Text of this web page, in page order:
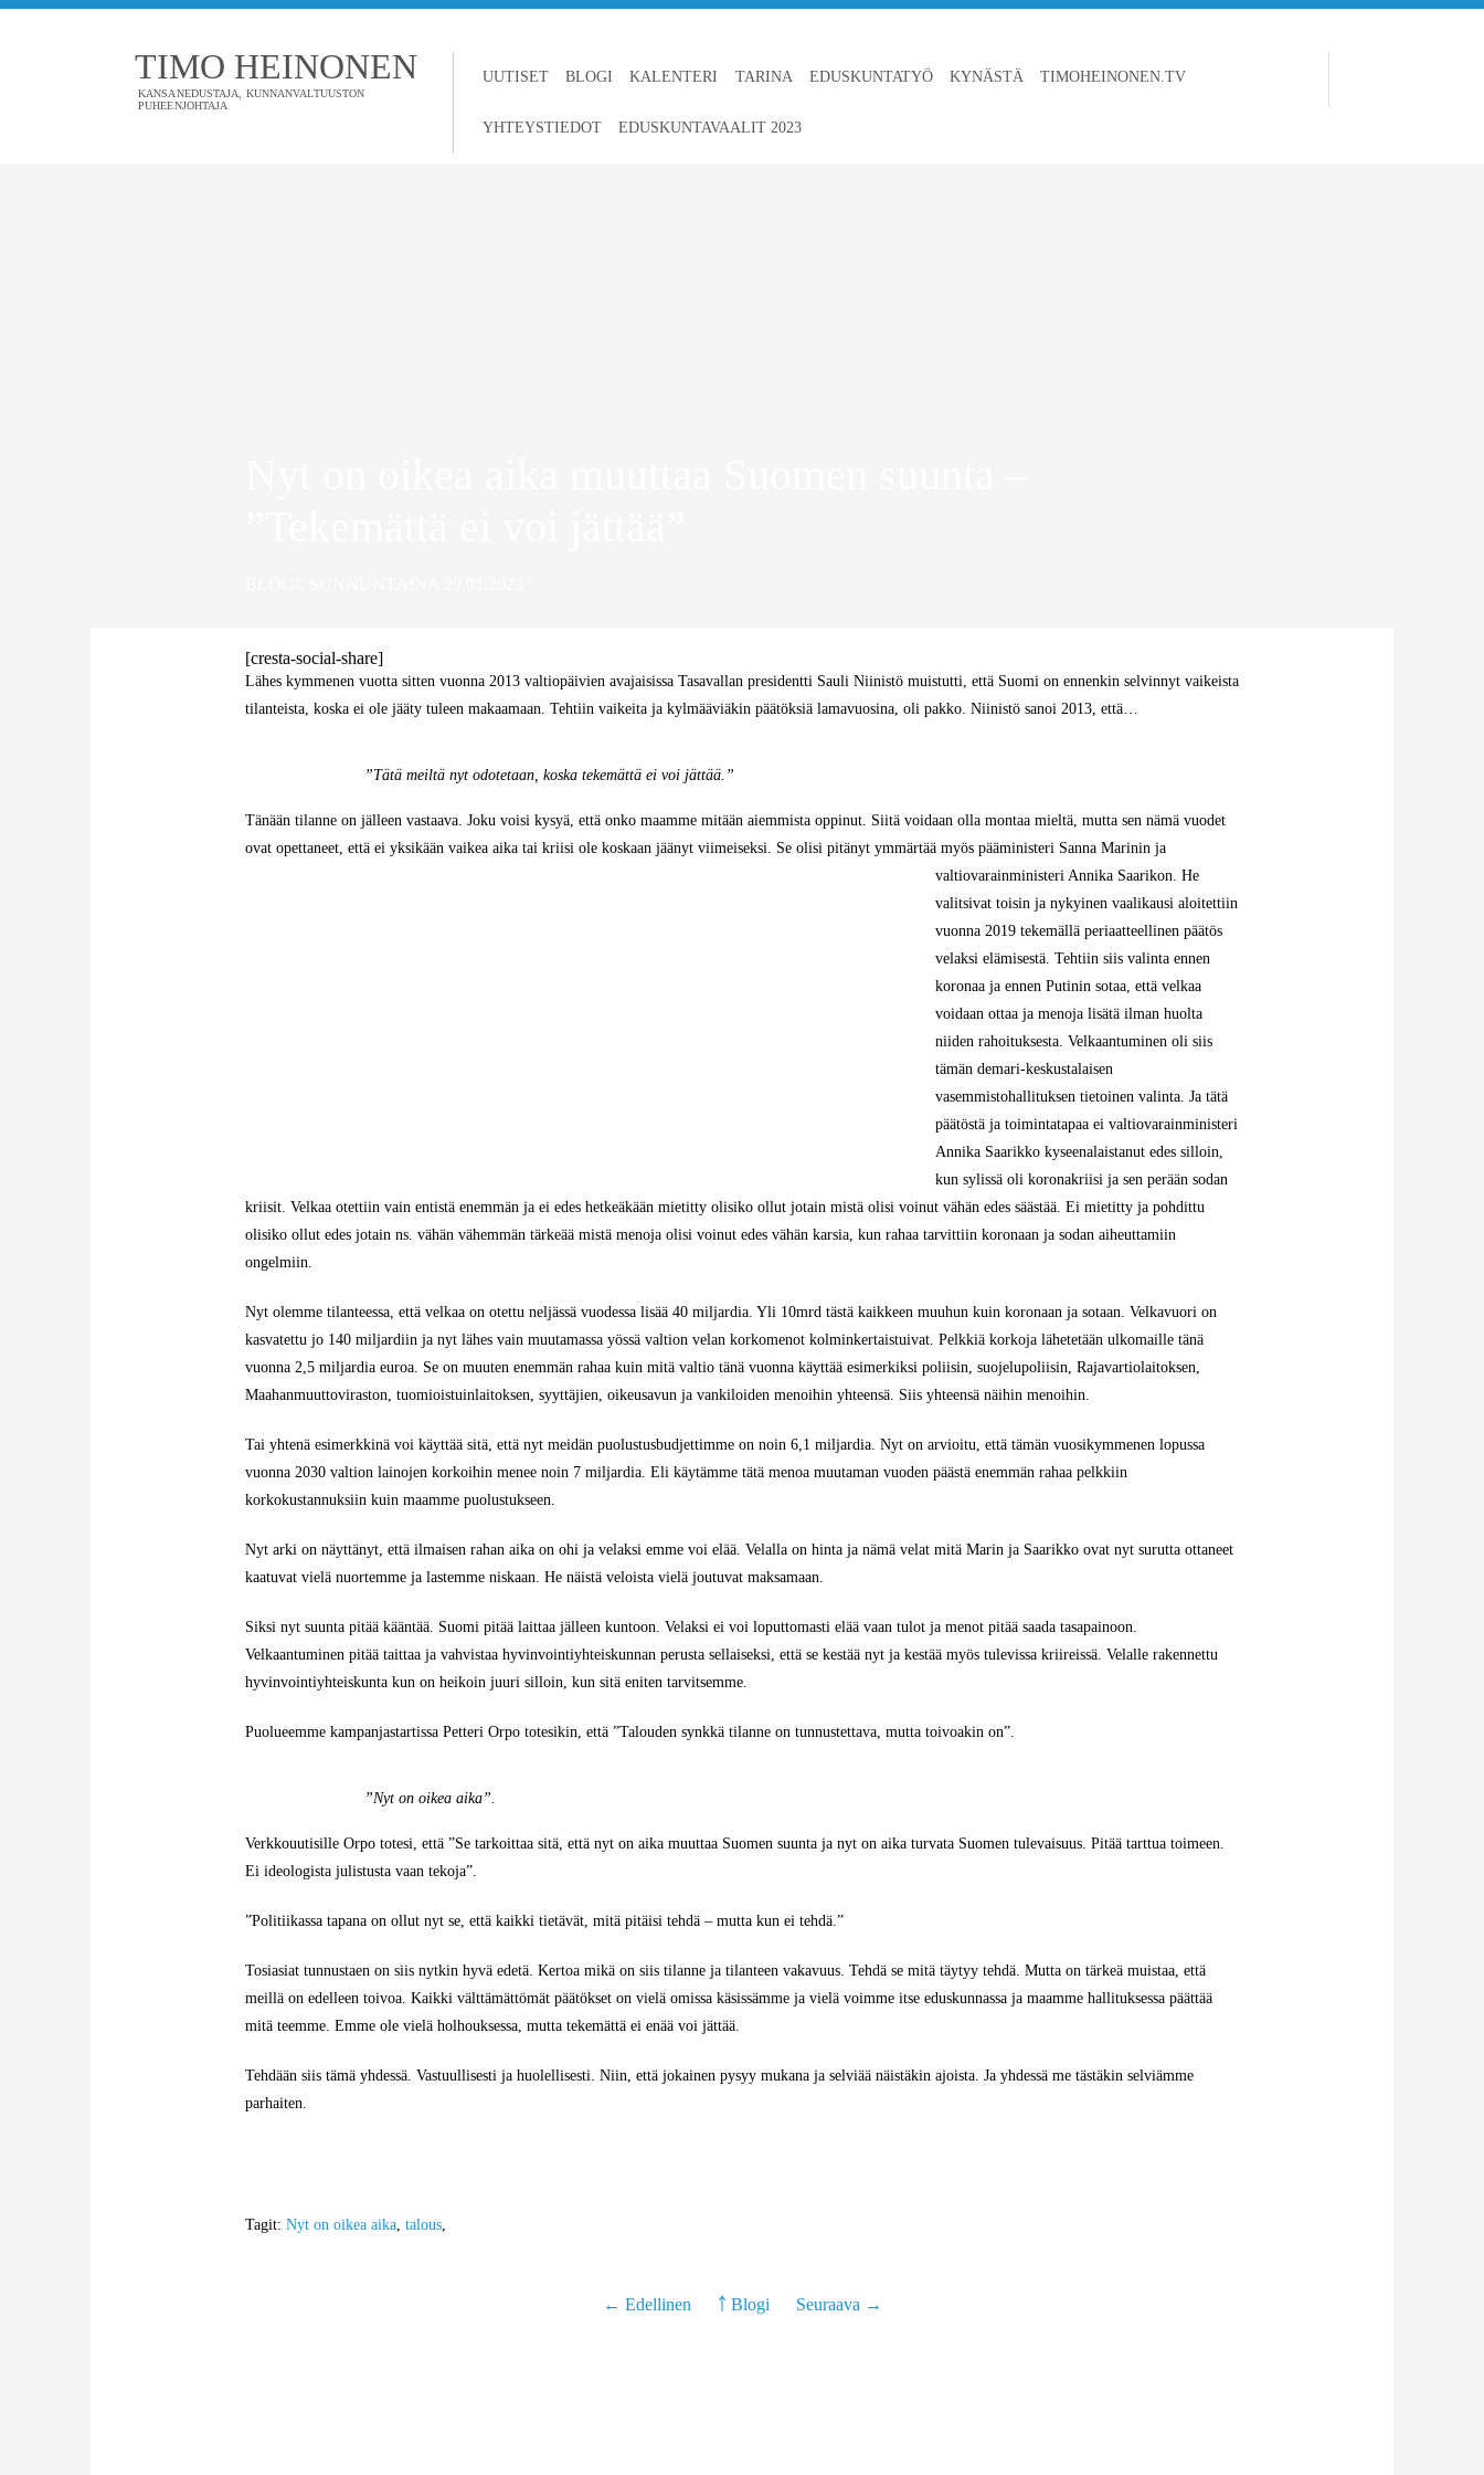
TIMO HEINONEN
KANSANEDUSTAJA, KUNNANVALTUUSTON
PUHEENJOHTAJA
UUTISET BLOGI KALENTERI TARINA EDUSKUNTATYÖ KYNÄSTÄ TIMOHEINONEN.TV
YHTEYSTIEDOT EDUSKUNTAVAALIT 2023
[cresta-social-share]
Lähes kymmenen vuotta sitten vuonna 2013 valtiopäivien avajaisissa Tasavallan presidentti Sauli Niinistö muistutti, että Suomi on ennenkin selvinnyt vaikeista
tilanteista, koska ei ole jääty tuleen makaamaan. Tehtiin vaikeita ja kylmääviäkin päätöksiä lamavuosina, oli pakko. Niinistö sanoi 2013, että…
”Tätä meiltä nyt odotetaan, koska tekemättä ei voi jättää.”
Tänään tilanne on jälleen vastaava. Joku voisi kysyä, että onko maamme mitään aiemmista oppinut. Siitä voidaan olla montaa mieltä, mutta sen nämä vuodet
ovat opettaneet, että ei yksikään vaikea aika tai kriisi ole koskaan jäänyt viimeiseksi. Se olisi pitänyt ymmärtää myös pääministeri Sanna Marinin ja
valtiovarainministeri Annika Saarikon. He
valitsivat toisin ja nykyinen vaalikausi aloitettiin
vuonna 2019 tekemällä periaatteellinen päätös
velaksi elämisestä. Tehtiin siis valinta ennen
koronaa ja ennen Putinin sotaa, että velkaa
voidaan ottaa ja menoja lisätä ilman huolta
niiden rahoituksesta. Velkaantuminen oli siis
tämän demari-keskustalaisen
vasemmistohallituksen tietoinen valinta. Ja tätä
päätöstä ja toimintatapaa ei valtiovarainministeri
Annika Saarikko kyseenalaistanut edes silloin,
kun sylissä oli koronakriisi ja sen perään sodan
kriisit. Velkaa otettiin vain entistä enemmän ja ei edes hetkeäkään mietitty olisiko ollut jotain mistä olisi voinut vähän edes säästää. Ei mietitty ja pohdittu
olisiko ollut edes jotain ns. vähän vähemmän tärkeää mistä menoja olisi voinut edes vähän karsia, kun rahaa tarvittiin koronaan ja sodan aiheuttamiin
ongelmiin.
Nyt olemme tilanteessa, että velkaa on otettu neljässä vuodessa lisää 40 miljardia. Yli 10mrd tästä kaikkeen muuhun kuin koronaan ja sotaan. Velkavuori on
kasvatettu jo 140 miljardiin ja nyt lähes vain muutamassa yössä valtion velan korkomenot kolminkertaistuivat. Pelkkiä korkoja lähetetään ulkomaille tänä
vuonna 2,5 miljardia euroa. Se on muuten enemmän rahaa kuin mitä valtio tänä vuonna käyttää esimerkiksi poliisin, suojelupoliisin, Rajavartiolaitoksen,
Maahanmuuttoviraston, tuomioistuinlaitoksen, syyttäjien, oikeusavun ja vankiloiden menoihin yhteensä. Siis yhteensä näihin menoihin.
Tai yhtenä esimerkkinä voi käyttää sitä, että nyt meidän puolustusbudjettimme on noin 6,1 miljardia. Nyt on arvioitu, että tämän vuosikymmenen lopussa
vuonna 2030 valtion lainojen korkoihin menee noin 7 miljardia. Eli käytämme tätä menoa muutaman vuoden päästä enemmän rahaa pelkkiin
korkokustannuksiin kuin maamme puolustukseen.
Nyt arki on näyttänyt, että ilmaisen rahan aika on ohi ja velaksi emme voi elää. Velalla on hinta ja nämä velat mitä Marin ja Saarikko ovat nyt surutta ottaneet
kaatuvat vielä nuortemme ja lastemme niskaan. He näistä veloista vielä joutuvat maksamaan.
Siksi nyt suunta pitää kääntää. Suomi pitää laittaa jälleen kuntoon. Velaksi ei voi loputtomasti elää vaan tulot ja menot pitää saada tasapainoon.
Velkaantuminen pitää taittaa ja vahvistaa hyvinvointiyhteiskunnan perusta sellaiseksi, että se kestää nyt ja kestää myös tulevissa kriireissä. Velalle rakennettu
hyvinvointiyhteiskunta kun on heikoin juuri silloin, kun sitä eniten tarvitsemme.
Puolueemme kampanjastartissa Petteri Orpo totesikin, että ”Talouden synkkä tilanne on tunnustettava, mutta toivoakin on”.
”Nyt on oikea aika”.
Verkkouutisille Orpo totesi, että ”Se tarkoittaa sitä, että nyt on aika muuttaa Suomen suunta ja nyt on aika turvata Suomen tulevaisuus. Pitää tarttua toimeen.
Ei ideologista julistusta vaan tekoja”.
”Politiikassa tapana on ollut nyt se, että kaikki tietävät, mitä pitäisi tehdä – mutta kun ei tehdä.”
Tosiasiat tunnustaen on siis nytkin hyvä edetä. Kertoa mikä on siis tilanne ja tilanteen vakavuus. Tehdä se mitä täytyy tehdä. Mutta on tärkeä muistaa, että
meillä on edelleen toivoa. Kaikki välttämättömät päätökset on vielä omissa käsissämme ja vielä voimme itse eduskunnassa ja maamme hallituksessa päättää
mitä teemme. Emme ole vielä holhouksessa, mutta tekemättä ei enää voi jättää.
Tehdään siis tämä yhdessä. Vastuullisesti ja huolellisesti. Niin, että jokainen pysyy mukana ja selviää näistäkin ajoista. Ja yhdessä me tästäkin selviämme
parhaiten.
Tagit: Nyt on oikea aika, talous,
← Edellinen ￪ Blogi Seuraava →